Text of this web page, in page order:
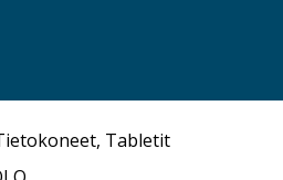
, Tabletit